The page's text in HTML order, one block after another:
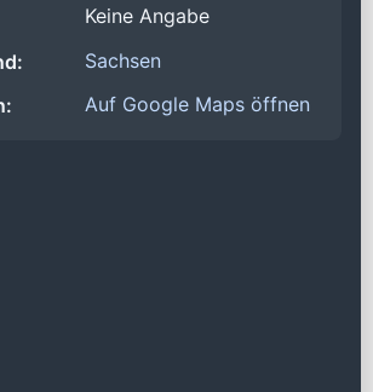
Keine Angabe
Sachsen
Auf Google Maps öffnen